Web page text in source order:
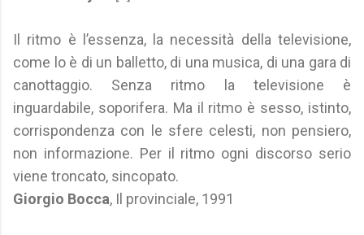
Il ritmo è l’essenza, la necessità della televisione,
come lo è di un balletto, di una musica, di una gara di
canottaggio. Senza ritmo la televisione è
inguardabile, soporifera. Ma il ritmo è sesso, istinto,
corrispondenza con le sfere celesti, non pensiero,
non informazione. Per il ritmo ogni discorso serio
viene troncato, sincopato.
Giorgio Bocca, Il provinciale, 1991